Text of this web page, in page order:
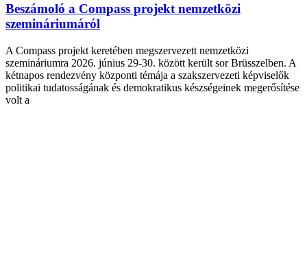
Beszámoló a Compass projekt nemzetközi
szemináriumáról
A Compass projekt keretében megszervezett nemzetközi
szemináriumra 2026. június 29-30. között került sor Brüsszelben. A
kétnapos rendezvény központi témája a szakszervezeti képviselők
politikai tudatosságának és demokratikus készségeinek megerősítése
volt a